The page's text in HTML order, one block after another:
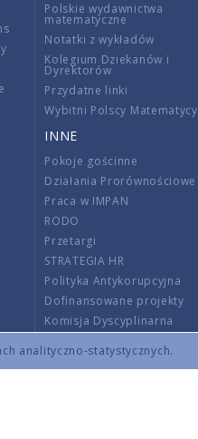
analityczno-statystycznych.
Polskie wydawnictwa
matematyczne
Notatki z wykładów
Kolegium Dziekanów i
Dyrektorów
Przydatne linki
Wybitni Polscy Matematycy
INNE
Pokoje gościnne
Działania Prorównościowe
Praca w IMPAN
RODO
Przetargi
STRATEGIA HR
Polityka Antykorupcyjna
Dofinansowane projekty
Komisja Dyscyplinarna
Wnoszenie opłat